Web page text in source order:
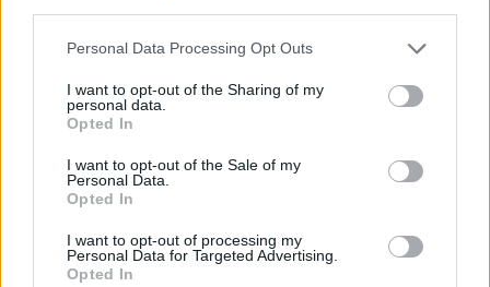
Personal Data Processing Opt Outs
I want to opt-out of the Sharing of my
personal data.
Opted In
I want to opt-out of the Sale of my
Personal Data.
Opted In
I want to opt-out of processing my
Personal Data for Targeted Advertising.
Opted In
ΡΟΗ ΕΙΔΗΣΕΩΝ
Χρηματιστήριο: Πτώση κατά 0,18%, στα 315,71
εκατ. ευρώ ο τζίρος